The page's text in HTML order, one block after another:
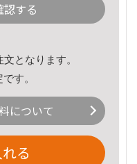
する
となります。
す。
について
る